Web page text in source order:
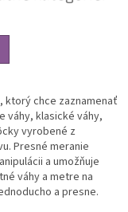
ktorý chce zaznamenať
váhy, klasické váhy,
vyrobené z
Presné meranie
a umožňuje
váhy a metre na
a presne.